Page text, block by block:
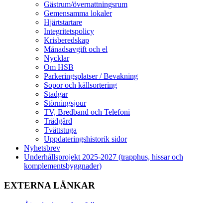
Gästrum/övernattningsrum
Gemensamma lokaler
Hjärtstartare
Integritetspolicy
Krisberedskap
Månadsavgift och el
Nycklar
Om HSB
Parkeringsplatser / Bevakning
Sopor och källsortering
Stadgar
Störningsjour
TV, Bredband och Telefoni
Trädgård
Tvättstuga
Uppdateringshistorik sidor
Nyhetsbrev
Underhållsprojekt 2025-2027 (trapphus, hissar och
komplementsbyggnader)
EXTERNA LÄNKAR